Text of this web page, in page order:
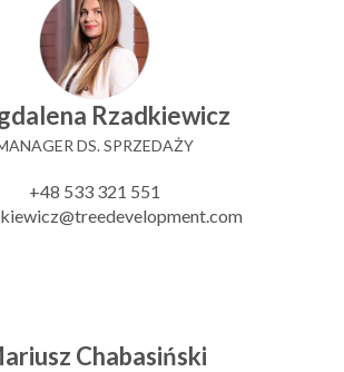
Rzadkiewicz
DS. SPRZEDAŻY
+48 533 321 551
Chabasiński